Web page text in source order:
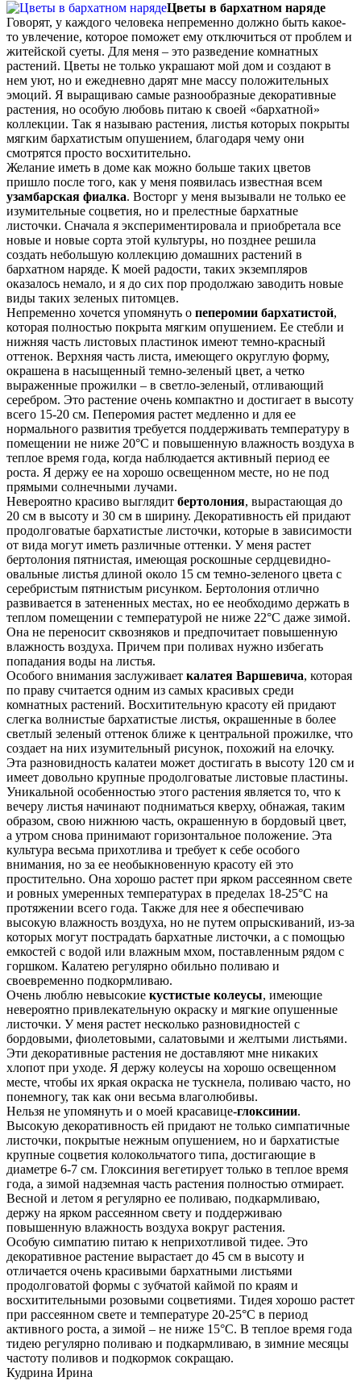
Цветы в бархатном наряде
Говорят, у каждого человека непременно должно быть какое-
то увлечение, которое поможет ему отключиться от проблем и
житейской суеты. Для меня – это разведение комнатных
растений. Цветы не только украшают мой дом и создают в
нем уют, но и ежедневно дарят мне массу положительных
эмоций. Я выращиваю самые разнообразные декоративные
растения, но особую любовь питаю к своей «бархатной»
коллекции. Так я называю растения, листья которых покрыты
мягким бархатистым опушением, благодаря чему они
смотрятся просто восхитительно.
Желание иметь в доме как можно больше таких цветов
пришло после того, как у меня появилась известная всем
узамбарская фиалка. Восторг у меня вызывали не только ее
изумительные соцветия, но и прелестные бархатные
листочки. Сначала я экспериментировала и приобретала все
новые и новые сорта этой культуры, но позднее решила
создать небольшую коллекцию домашних растений в
бархатном наряде. К моей радости, таких экземпляров
оказалось немало, и я до сих пор продолжаю заводить новые
виды таких зеленых питомцев.
Непременно хочется упомянуть о пеперомии бархатистой,
которая полностью покрыта мягким опушением. Ее стебли и
нижняя часть листовых пластинок имеют темно-красный
оттенок. Верхняя часть листа, имеющего округлую форму,
окрашена в насыщенный темно-зеленый цвет, а четко
выраженные прожилки – в светло-зеленый, отливающий
серебром. Это растение очень компактно и достигает в высоту
всего 15-20 см. Пеперомия растет медленно и для ее
нормального развития требуется поддерживать температуру в
помещении не ниже 20°С и повышенную влажность воздуха в
теплое время года, когда наблюдается активный период ее
роста. Я держу ее на хорошо освещенном месте, но не под
прямыми солнечными лучами.
Невероятно красиво выглядит бертолония, вырастающая до
20 см в высоту и 30 см в ширину. Декоративность ей придают
продолговатые бархатистые листочки, которые в зависимости
от вида могут иметь различные оттенки. У меня растет
бертолония пятнистая, имеющая роскошные сердцевидно-
овальные листья длиной около 15 см темно-зеленого цвета с
серебристым пятнистым рисунком. Бертолония отлично
развивается в затененных местах, но ее необходимо держать в
теплом помещении с температурой не ниже 22°С даже зимой.
Она не переносит сквозняков и предпочитает повышенную
влажность воздуха. Причем при поливах нужно избегать
попадания воды на листья.
Особого внимания заслуживает калатея Варшевича, которая
по праву считается одним из самых красивых среди
комнатных растений. Восхитительную красоту ей придают
слегка волнистые бархатистые листья, окрашенные в более
светлый зеленый оттенок ближе к центральной прожилке, что
создает на них изумительный рисунок, похожий на елочку.
Эта разновидность калатеи может достигать в высоту 120 см и
имеет довольно крупные продолговатые листовые пластины.
Уникальной особенностью этого растения является то, что к
вечеру листья начинают подниматься кверху, обнажая, таким
образом, свою нижнюю часть, окрашенную в бордовый цвет,
а утром снова принимают горизонтальное положение. Эта
культура весьма прихотлива и требует к себе особого
внимания, но за ее необыкновенную красоту ей это
простительно. Она хорошо растет при ярком рассеянном свете
и ровных умеренных температурах в пределах 18-25°С на
протяжении всего года. Также для нее я обеспечиваю
высокую влажность воздуха, но не путем опрыскиваний, из-за
которых могут пострадать бархатные листочки, а с помощью
емкостей с водой или влажным мхом, поставленным рядом с
горшком. Калатею регулярно обильно поливаю и
своевременно подкормливаю.
Очень люблю невысокие кустистые колеусы, имеющие
невероятно привлекательную окраску и мягкие опушенные
листочки. У меня растет несколько разновидностей с
бордовыми, фиолетовыми, салатовыми и желтыми листьями.
Эти декоративные растения не доставляют мне никаких
хлопот при уходе. Я держу колеусы на хорошо освещенном
месте, чтобы их яркая окраска не тускнела, поливаю часто, но
понемногу, так как они весьма влаголюбивы.
Нельзя не упомянуть и о моей красавице-глоксинии.
Высокую декоративность ей придают не только симпатичные
листочки, покрытые нежным опушением, но и бархатистые
крупные соцветия колокольчатого типа, достигающие в
диаметре 6-7 см. Глоксиния вегетирует только в теплое время
года, а зимой надземная часть растения полностью отмирает.
Весной и летом я регулярно ее поливаю, подкармливаю,
держу на ярком рассеянном свету и поддерживаю
повышенную влажность воздуха вокруг растения.
Особую симпатию питаю к неприхотливой тидее. Это
декоративное растение вырастает до 45 см в высоту и
отличается очень красивыми бархатными листьями
продолговатой формы с зубчатой каймой по краям и
восхитительными розовыми соцветиями. Тидея хорошо растет
при рассеянном свете и температуре 20-25°С в период
активного роста, а зимой – не ниже 15°С. В теплое время года
тидею регулярно поливаю и подкармливаю, в зимние месяцы
частоту поливов и подкормок сокращаю.
Кудрина Ирина